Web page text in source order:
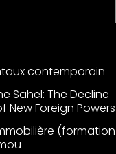
contemporain
Sahel: The Decline
New Foreign Powers
(formation